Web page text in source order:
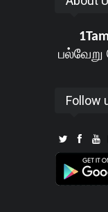
பல்வேறு
Follow